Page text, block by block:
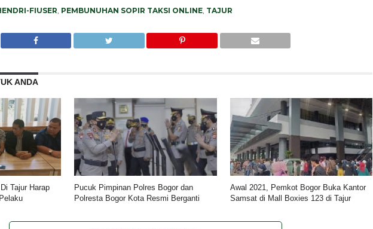
FIUSER, PEMBUNUHAN SOPIR TAKSI ONLINE, TAJUR
ANDA
Tajur Harap
Pucuk Pimpinan Polres Bogor dan
Polresta Bogor Kota Resmi Berganti
Awal 2021, Pemkot Bogor Buka Kantor
Samsat di Mall Boxies 123 di Tajur